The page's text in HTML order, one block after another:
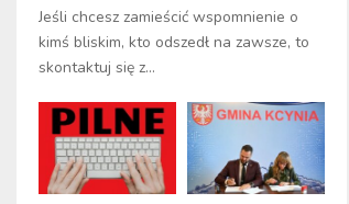
Jeśli chcesz zamieścić wspomnienie o
kimś bliskim, kto odszedł na zawsze, to
skontaktuj się z...